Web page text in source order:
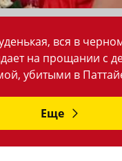
вся в
на прощании с
убитыми в
Еще